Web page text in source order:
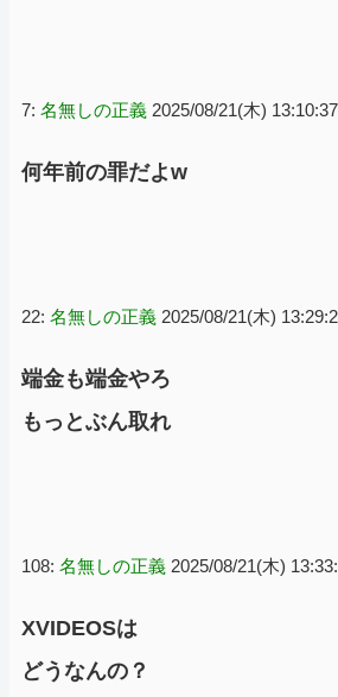
7: 名無しの正義 2025/08/21(木)
何年前の罪だよw
22: 名無しの正義 2025/08/21(木)
端金も端金やろ
もっとぶん取れ
108: 名無しの正義 2025/08/21(木)
XVIDEOSは
どうなんの？